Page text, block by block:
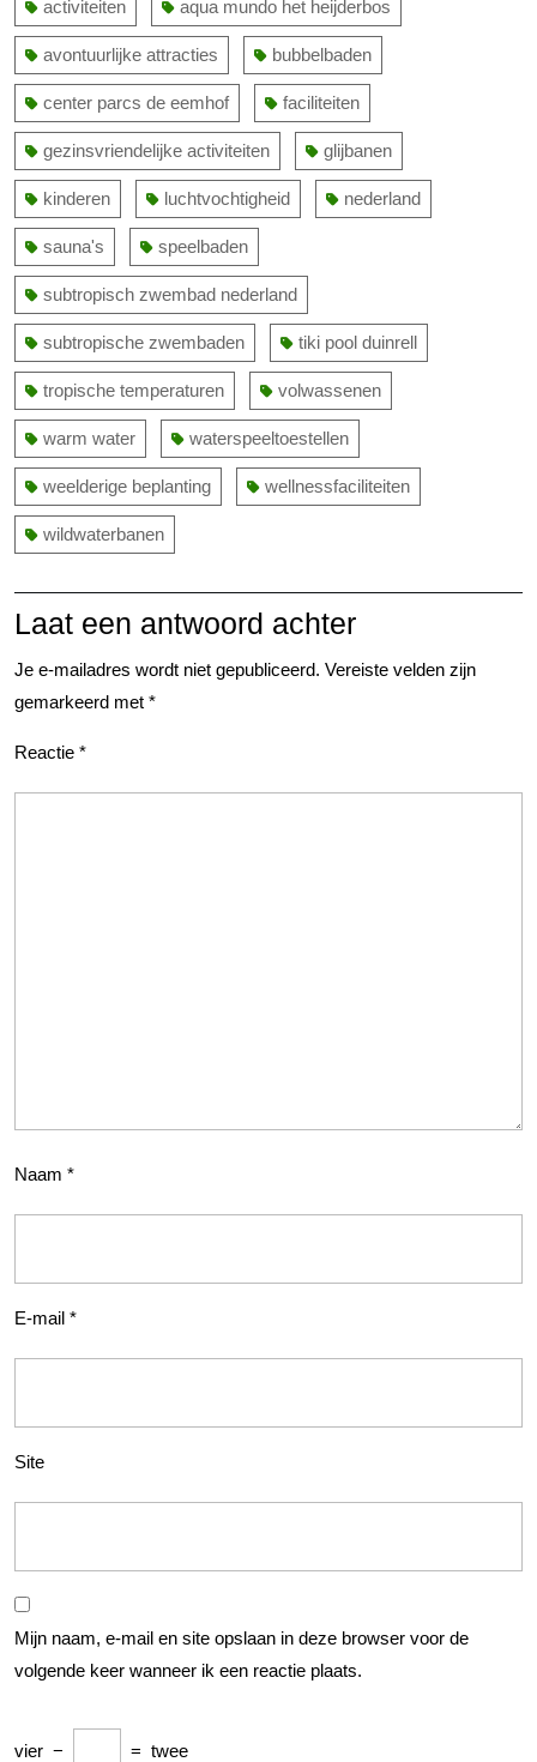
activiteiten aqua mundo het heijderbos
avontuurlijke attracties bubbelbaden
center parcs de eemhof faciliteiten
gezinsvriendelijke activiteiten glijbanen
kinderen luchtvochtigheid nederland
sauna's speelbaden
subtropisch zwembad nederland
subtropische zwembaden tiki pool duinrell
tropische temperaturen volwassenen
warm water waterspeeltoestellen
weelderige beplanting wellnessfaciliteiten
wildwaterbanen
Laat een antwoord achter
Je e-mailadres wordt niet gepubliceerd. Vereiste velden zijn
gemarkeerd met *
Reactie *
Naam *
E-mail *
Site
Mijn naam, e-mail en site opslaan in deze browser voor de
volgende keer wanneer ik een reactie plaats.
vier − = twee